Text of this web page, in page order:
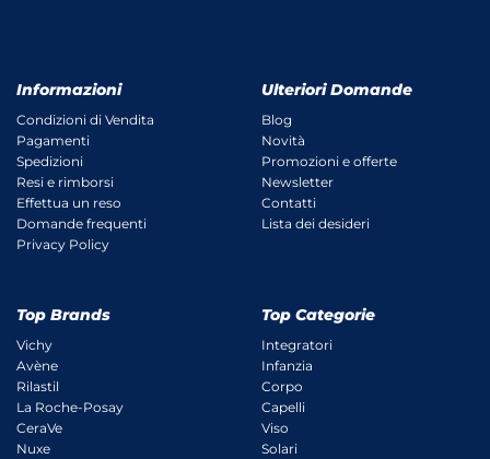
Informazioni
Condizioni di Vendita
Pagamenti
Spedizioni
Resi e rimborsi
Effettua un reso
Domande frequenti
Privacy Policy
Ulteriori Domande
Blog
Novità
Promozioni e offerte
Newsletter
Contatti
Lista dei desideri
Top Brands
Vichy
Avène
Rilastil
La Roche-Posay
CeraVe
Nuxe
Top Categorie
Integratori
Infanzia
Corpo
Capelli
Viso
Solari